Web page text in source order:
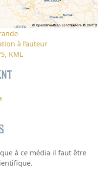
à l’auteur
KML
à ce média il faut être